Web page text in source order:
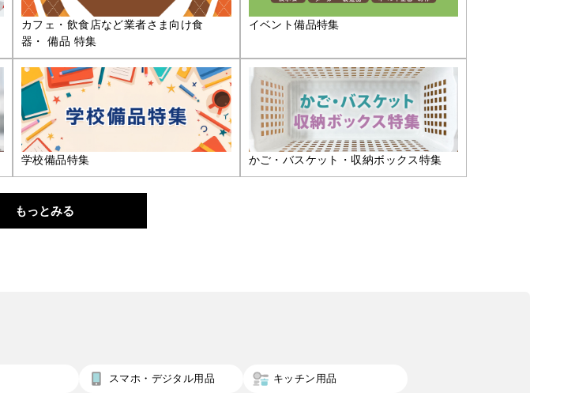
カフェ・飲食店など業者さま向け食
器・ 備品 特集
イベント備品特集
学校備品特集 かご・バスケット・収納ボックス特集
もっとみる
スマホ・デジタル用品 キッチン用品